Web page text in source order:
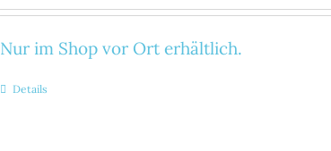
Nur im Shop vor Ort erhältlich.
Details